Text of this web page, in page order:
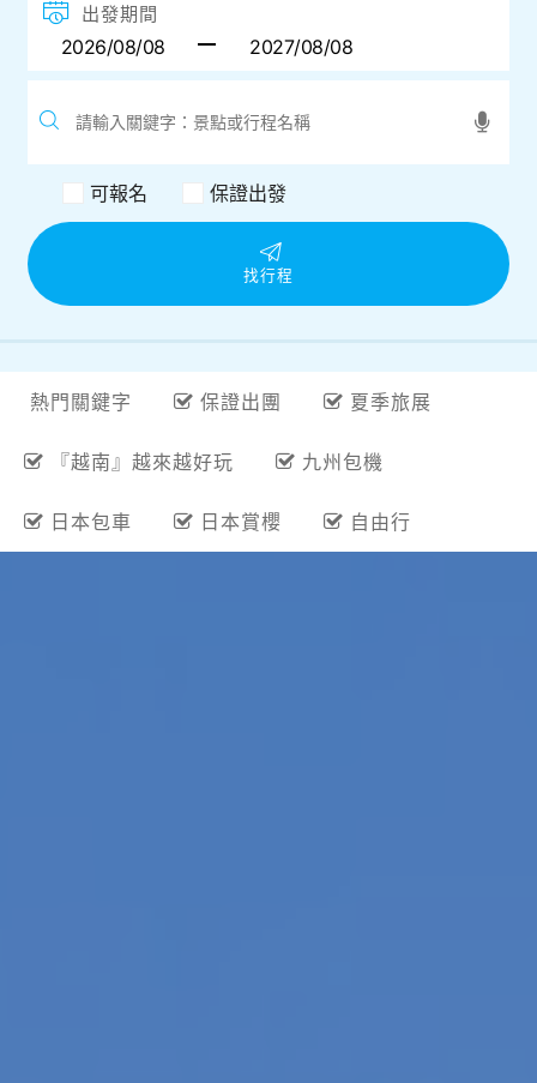
出發期間
可報名 保證出發
找行程
熱門關鍵字 保證出團 夏季旅展
『越南』越來越好玩 九州包機
日本包車 日本賞櫻 自由行